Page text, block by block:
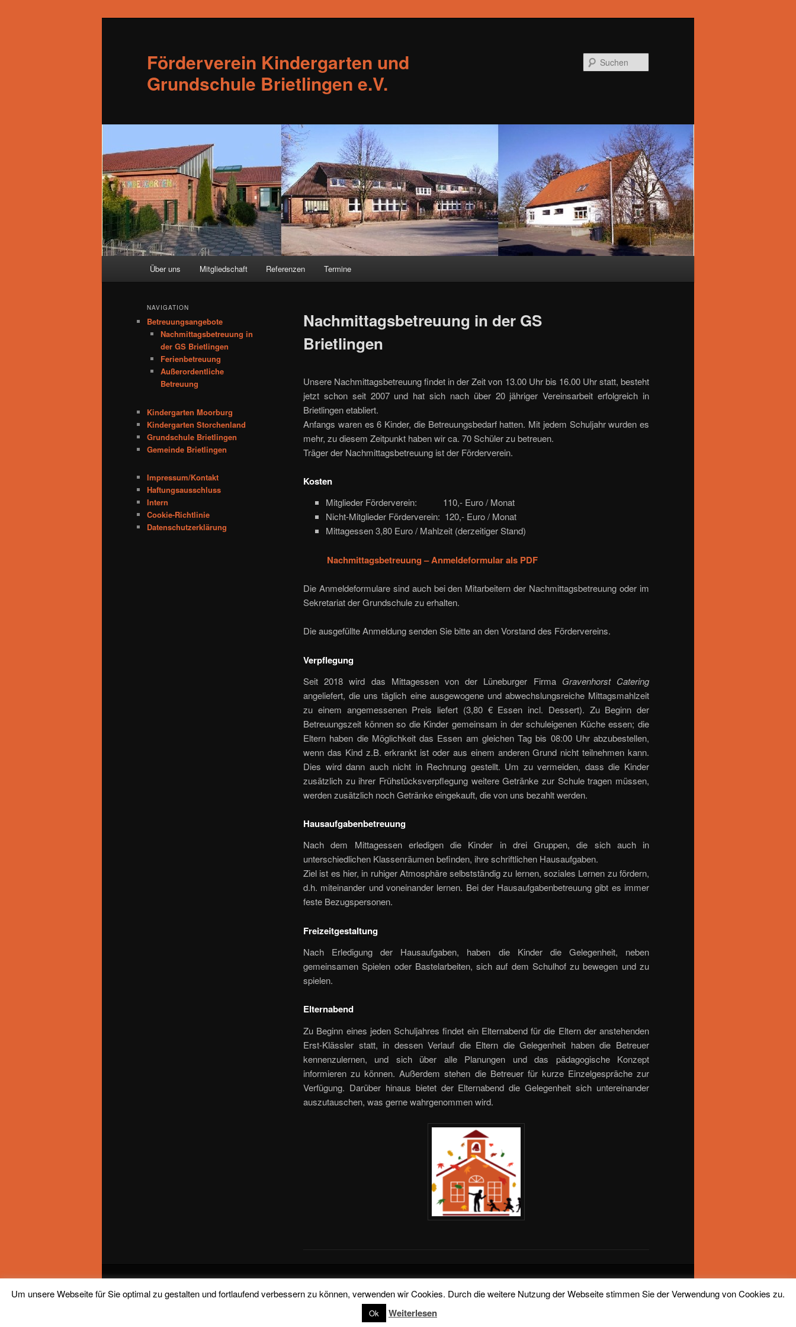
Förderverein Kindergarten und
Grundschule Brietlingen e.V.
Zum
wechseln
Über uns Mitgliedschaft Referenzen Termine
Nachmittagsbetreuung in der GS
Brietlingen
Unsere Nachmittagsbetreuung findet in der Zeit von 13.00 Uhr bis 16.00 Uhr statt, besteht
jetzt schon seit 2007 und hat sich nach über 20 jähriger Vereinsarbeit erfolgreich in
Brietlingen etabliert.
Anfangs waren es 6 Kinder, die Betreuungsbedarf hatten. Mit jedem Schuljahr wurden es
mehr, zu diesem Zeitpunkt haben wir ca. 70 Schüler zu betreuen.
Träger der Nachmittagsbetreuung ist der Förderverein.
Kosten
Mitglieder Förderverein: 110,- Euro / Monat
Nicht-Mitglieder Förderverein: 120,- Euro / Monat
Mittagessen 3,80 Euro / Mahlzeit (derzeitiger Stand)
Nachmittagsbetreuung – Anmeldeformular als PDF
Die Anmeldeformulare sind auch bei den Mitarbeitern der Nachmittagsbetreuung oder im
Sekretariat der Grundschule zu erhalten.
Die ausgefüllte Anmeldung senden Sie bitte an den Vorstand des Fördervereins.
Verpflegung
Seit 2018 wird das Mittagessen von der Lüneburger Firma Gravenhorst Catering
angeliefert, die uns täglich eine ausgewogene und abwechslungsreiche Mittagsmahlzeit
zu einem angemessenen Preis liefert (3,80 € Essen incl. Dessert). Zu Beginn der
Betreuungszeit können so die Kinder gemeinsam in der schuleigenen Küche essen; die
Eltern haben die Möglichkeit das Essen am gleichen Tag bis 08:00 Uhr abzubestellen,
wenn das Kind z.B. erkrankt ist oder aus einem anderen Grund nicht teilnehmen kann.
Dies wird dann auch nicht in Rechnung gestellt. Um zu vermeiden, dass die Kinder
zusätzlich zu ihrer Frühstücksverpflegung weitere Getränke zur Schule tragen müssen,
werden zusätzlich noch Getränke eingekauft, die von uns bezahlt werden.
Hausaufgabenbetreuung
Nach dem Mittagessen erledigen die Kinder in drei Gruppen, die sich auch in
unterschiedlichen Klassenräumen befinden, ihre schriftlichen Hausaufgaben.
Ziel ist es hier, in ruhiger Atmosphäre selbstständig zu lernen, soziales Lernen zu fördern,
d.h. miteinander und voneinander lernen. Bei der Hausaufgabenbetreuung gibt es immer
feste Bezugspersonen.
Freizeitgestaltung
Nach Erledigung der Hausaufgaben, haben die Kinder die Gelegenheit, neben
gemeinsamen Spielen oder Bastelarbeiten, sich auf dem Schulhof zu bewegen und zu
spielen.
Elternabend
Zu Beginn eines jeden Schuljahres findet ein Elternabend für die Eltern der anstehenden
Erst-Klässler statt, in dessen Verlauf die Eltern die Gelegenheit haben die Betreuer
kennenzulernen, und sich über alle Planungen und das pädagogische Konzept
informieren zu können. Außerdem stehen die Betreuer für kurze Einzelgespräche zur
Verfügung. Darüber hinaus bietet der Elternabend die Gelegenheit sich untereinander
auszutauschen, was gerne wahrgenommen wird.
NAVIGATION
Betreuungsangebote
Nachmittagsbetreuung in
der GS Brietlingen
Ferienbetreuung
Außerordentliche
Betreuung
Kindergarten Moorburg
Kindergarten Storchenland
Grundschule Brietlingen
Gemeinde Brietlingen
Impressum/Kontakt
Haftungsausschluss
Intern
Cookie-Richtlinie
Datenschutzerklärung
Um unsere Webseite für Sie optimal zu gestalten und fortlaufend verbessern zu können, verwenden wir Cookies. Durch die weitere Nutzung der Webseite stimmen Sie der Verwendung von Cookies zu.
Ok Weiterlesen